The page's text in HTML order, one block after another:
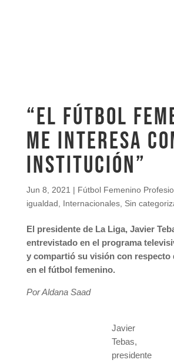
“El fútbol
me interesa
institución”
Jun 8, 2021 | Fútbol Femenino
igualdad
Internacionales, Sin
El presidente de La Liga, Javier
entrevistado en el programa
y compartió su visión con respecto
en el fútbol femenino.
Por Aldana Saad
Javier
Tebas,
presidente